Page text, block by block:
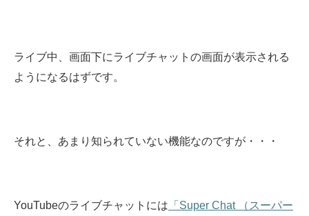
ライブ中、画面下にライブチャットの画面が表示される
ようになるはずです。
それと、あまり知られていない機能なのですが・・・
YouTubeのライブチャットには 「Super Chat （スーパー